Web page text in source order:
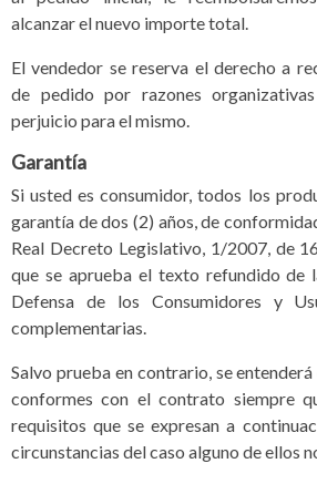
alcanzar el nuevo importe total.
El vendedor se reserva el derecho a
de pedido por razones
perjuicio para el mismo.
Garantía
Si usted es consumidor, todos los
garantía de dos (2) años, de
Real Decreto Legislativo, 1/2007, de
que se aprueba el texto refundido de
Defensa de los Consumidores y
complementarias.
Salvo prueba en contrario, se
conformes con el contrato siempre
requisitos que se expresan a
circunstancias del caso alguno de ellos